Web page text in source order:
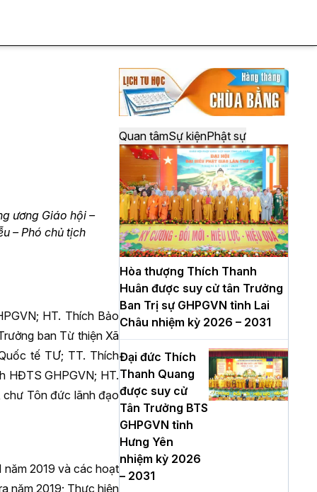
ương Giáo hội –
– Phó chủ tịch
HT. Thích Bảo
ban Từ thiện Xã
tế TƯ; TT. Thích
HĐTS GHPGVN; HT.
Tôn đức lãnh đạo
2019 và các hoạt
năm 2019; Thực hiện
Quan tâmSự kiệnPhật sự
Hòa thượng Thích Thanh
Huân được suy cử tân Trưởng
Ban Trị sự GHPGVN tỉnh Lai
Châu nhiệm kỳ 2026 – 2031
Đại đức Thích
Thanh Quang
được suy cử
Tân Trưởng BTS
GHPGVN tỉnh
Hưng Yên
nhiệm kỳ 2026
– 2031